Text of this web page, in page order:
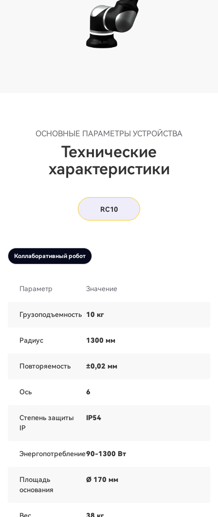
ОСНОВНЫЕ ПАРАМЕТРЫ УСТРОЙСТВА
Технические
характеристики
RC10
Коллаборативный робот
Параметр Значение
Грузоподъемность 10 кг
Радиус 1300 мм
Повторяемость ±0,02 мм
Ось 6
Степень защиты
IP
IP54
Энергопотребление90-1300 Вт
Площадь
основания
Ø 170 мм